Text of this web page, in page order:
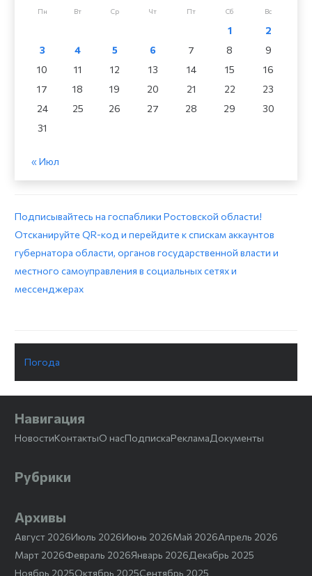
Пн Вт Ср Чт Пт Сб Вс
1
2
3
4 5 6 7 8
9
10
11 12 13 14 15
16
17
18 19 20 21 22
23
24
25 26 27 28 29
30
31
« Июл
Подписывайтесь на госпаблики Ростовской области!
Отсканируйте QR-код и перейдите к спискам аккаунтов
губернатора области, органов государственной власти и
местного самоуправления в социальных сетях и
мессенджерах
Погода
Навигация
НовостиКонтактыО насПодпискаРекламаДокументы
Рубрики
Архивы
Август 2026Июль 2026Июнь 2026Май 2026Апрель 2026
Март 2026Февраль 2026Январь 2026Декабрь 2025
Ноябрь 2025Октябрь 2025Сентябрь 2025